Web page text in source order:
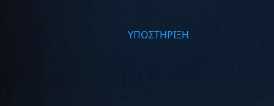
ΥΠΟΣΤΗΡΙΞΗ